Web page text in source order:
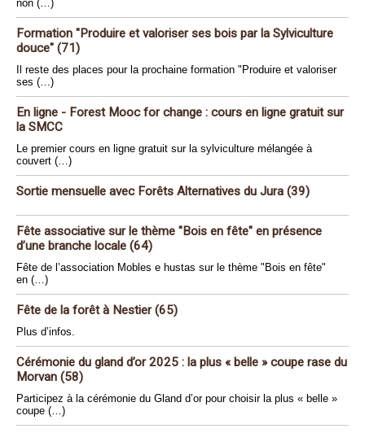
non (…)
Formation "Produire et valoriser ses bois par la Sylviculture
douce" (71)
Il reste des places pour la prochaine formation "Produire et valoriser
ses (…)
En ligne - Forest Mooc for change : cours en ligne gratuit sur
la SMCC
Le premier cours en ligne gratuit sur la sylviculture mélangée à
couvert (…)
Sortie mensuelle avec Forêts Alternatives du Jura (39)
Fête associative sur le thème "Bois en fête" en présence
d’une branche locale (64)
Fête de l’association Mobles e hustas sur le thème "Bois en fête"
en (…)
Fête de la forêt à Nestier (65)
Plus d’infos.
Cérémonie du gland d’or 2025 : la plus « belle » coupe rase du
Morvan (58)
Participez à la cérémonie du Gland d’or pour choisir la plus « belle »
coupe (…)